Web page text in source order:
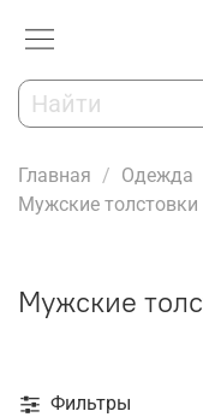
Главная Одежда
Мужские
Мужские
Фильтры